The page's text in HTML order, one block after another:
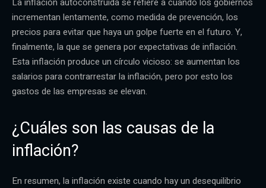
incrementan lentamente, como medida de prevención, los
precios para evitar que haya un golpe fuerte en el futuro. Y,
finalmente, la que se genera por expectativas de inflación.
Esta inflación produce un círculo vicioso: se aumentan los
salarios para contrarrestar la inflación, pero por esto los
gastos de las empresas se elevan.
¿Cuáles son las causas de la
inflación?
En resumen, la inflación existe cuando hay un desequilibrio